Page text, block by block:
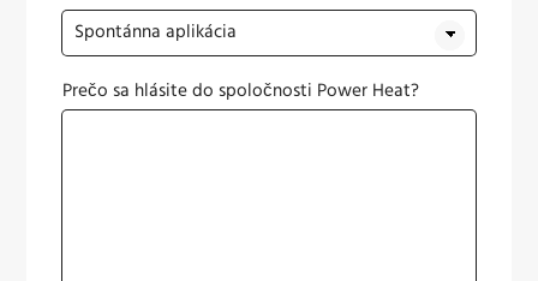
Prečo sa hlásite do spoločnosti Power Heat?